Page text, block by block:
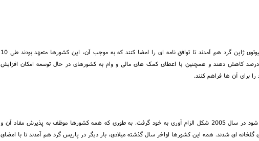
در سال 1997 میلادی کشورهای صنعتی جهان در کیوتوی ژاپن گرد هم آمدند تا توافق نامه ای را امضا کنند که به موجب آن، این کشورها متعهد بودند طی 10
سال، میزان انتشار گازهای گلخانه ای خود را تا 5 درصد کاهش دهند و همچنین با اعطای کمک های مالی و وام به کشورهای در حال توسعه امکان افزایش
را برای آن ها فراهم کنند.
این توافق نامه که با عنوان پیمان کیوتو شناخته می شود در سال 2005 شکل الزام آوری به خود گرفت. به طوری که همه کشورها موظف به پذیرش مفاد آن و
گلخانه ای شدند. همه این کشورها اواخر سال گذشته میلادی، بار دیگر در پاریس گرد هم آمدند تا با امضای